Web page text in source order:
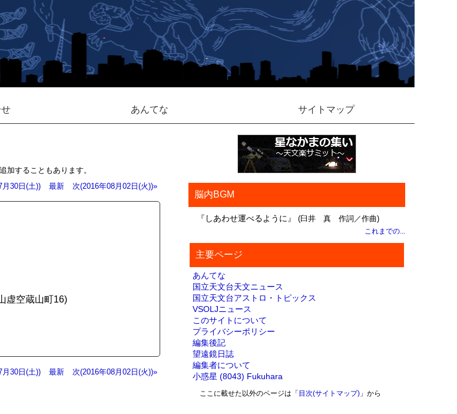
あんてな サイトマップ
することもあります。
月30日(土))
最新 次(2016年08月02日(火))»
虚空蔵山町16)
月30日(土)) 最新 次(2016年08月02日(火))»
脳内BGM
『しあわせ運べるように』 (臼井 真 作詞／作曲)
これまでの...
主要ページ
あんてな
国立天文台天文ニュース
国立天文台アストロ・トピックス
VSOLJニュース
このサイトについて
プライバシーポリシー
編集後記
望遠鏡日誌
編集者について
小惑星 (8043) Fukuhara
ここに載せた以外のページは「 目次(サイトマップ)」から